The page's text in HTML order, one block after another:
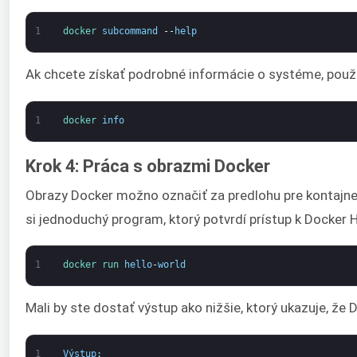
1 docker subcommand -- help
Ak chcete získať podrobné informácie o systéme,
1 docker info
Krok 4: Práca s obrazmi Docker
Obrazy Docker možno označiť za predlohu pre
si jednoduchý program, ktorý potvrdí prístup k Docker
1 docker run hello-world
Mali by ste dostať výstup ako nižšie, ktorý ukazuje, že
1
Výstup: